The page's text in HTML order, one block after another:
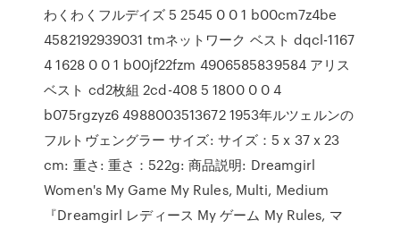
わくわくフルデイズ 5 2545 0 0 1 b00cm7z4be
4582192939031 tmネットワーク ベスト dqcl-1167
4 1628 0 0 1 b00jf22fzm 4906585839584 アリス
ベスト cd2枚組 2cd-408 5 1800 0 0 4
b075rgzyz6 4988003513672 1953年ルツェルンの
フルトヴェングラー サイズ: サイズ：5 x 37 x 23
cm: 重さ: 重さ：522g: 商品説明: Dreamgirl
Women's My Game My Rules, Multi, Medium
『Dreamgirl レディース My ゲーム My Rules, マ